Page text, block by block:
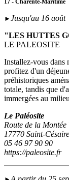
17 - Charente-Maritime
► Jusqu'au 16 août
"LES HUTTES
LE PALEOSITE
Installez-vous dans
profitez d'un
préhistoriques
totale, tandis que
immergées au
Le Paléosite
Route de la Montée
17770 Saint-Césaire
05 46 97 90 90
https://paleosite.fr